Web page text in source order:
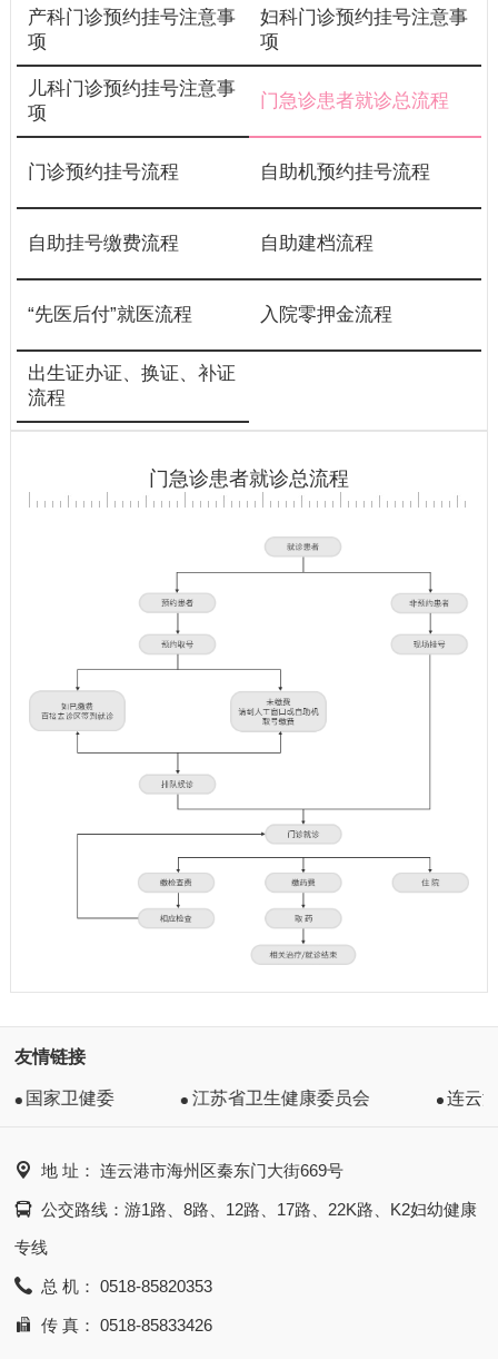
产科门诊预约挂号注意事
项
妇科门诊预约挂号注意事
项
儿科门诊预约挂号注意事
项
门急诊患者就诊总流程
门诊预约挂号流程 自助机预约挂号流程
自助挂号缴费流程 自助建档流程
“先医后付”就医流程 入院零押金流程
出生证办证、换证、补证
流程
门急诊患者就诊总流程
友情链接
国家卫健委 江苏省卫生健康委员会 连云
 地 址： 连云港市海州区秦东门大街669号
 公交路线：游1路、8路、12路、17路、22K路、K2妇幼健康
专线
 总 机： 0518-85820353
 传 真： 0518-85833426